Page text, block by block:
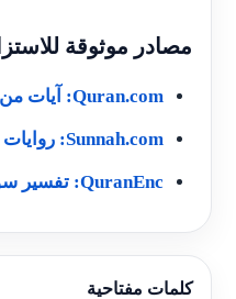
مصادر موثوقة
Quran.com: آيات من آل عمران حول أحد
Sunnah.com: روايات غزوة أحد
QuranEnc: تفسير سورة آل عمران
كلمات مفتاحية